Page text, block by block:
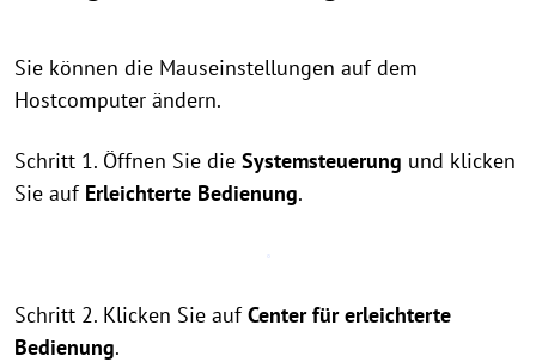
Sie können die Mauseinstellungen auf dem
Hostcomputer ändern.
Schritt 1. Öffnen Sie die Systemsteuerung und klicken
Sie auf Erleichterte Bedienung.
Schritt 2. Klicken Sie aufCenter für erleichterte
Bedienung.